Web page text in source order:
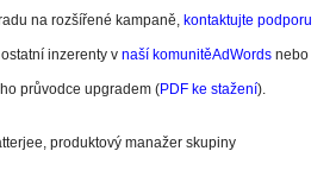
na rozšířené kampaně, kontaktujte podporu
inzerenty v naší komunitěAdWords nebo
průvodce upgradem (PDF ke stažení).
produktový manažer skupiny